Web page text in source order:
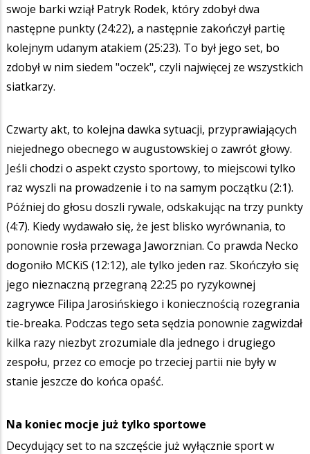
swoje barki wziął Patryk Rodek, który zdobył dwa
następne punkty (24:22), a następnie zakończył partię
kolejnym udanym atakiem (25:23). To był jego set, bo
zdobył w nim siedem "oczek", czyli najwięcej ze wszystkich
siatkarzy.
Czwarty akt, to kolejna dawka sytuacji, przyprawiających
niejednego obecnego w augustowskiej o zawrót głowy.
Jeśli chodzi o aspekt czysto sportowy, to miejscowi tylko
raz wyszli na prowadzenie i to na samym początku (2:1).
Później do głosu doszli rywale, odskakując na trzy punkty
(4:7). Kiedy wydawało się, że jest blisko wyrównania, to
ponownie rosła przewaga Jaworznian. Co prawda Necko
dogoniło MCKiS (12:12), ale tylko jeden raz. Skończyło się
jego nieznaczną przegraną 22:25 po ryzykownej
zagrywce Filipa Jarosińskiego i koniecznością rozegrania
tie-breaka. Podczas tego seta sędzia ponownie zagwizdał
kilka razy niezbyt zrozumiale dla jednego i drugiego
zespołu, przez co emocje po trzeciej partii nie były w
stanie jeszcze do końca opaść.
Na koniec mocje już tylko sportowe
Decydujący set to na szczęście już wyłącznie sport w